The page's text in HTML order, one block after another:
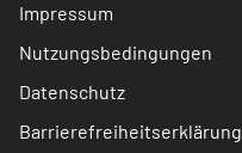
Impressum
Nutzungsbedingungen
Datenschutz
Barrierefreiheitserklärung